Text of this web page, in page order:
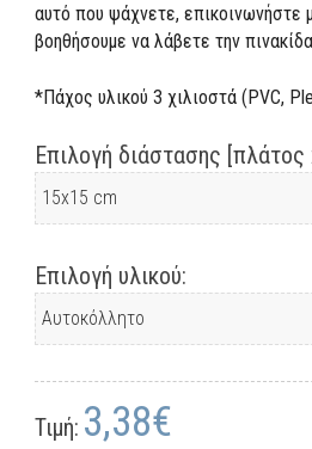
αυτό που ψάχνετε, επικοινωνήστε
βοηθήσουμε να λάβετε την
*Πάχος υλικού 3 χιλιοστά (PVC,
Επιλογή διάστασης
Επιλογή υλικού:
Τιμή: 3,38€